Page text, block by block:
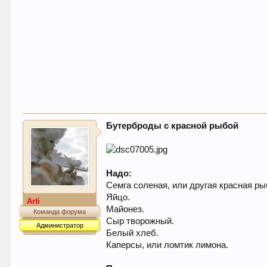
Arti
Команда форума
Администратор
Бутерброды с красной рыбой
Надо:
Семга соленая, или другая красная
Яйцо.
Майонез.
Сыр творожный.
Белый хлеб.
Каперсы, или ломтик лимона.